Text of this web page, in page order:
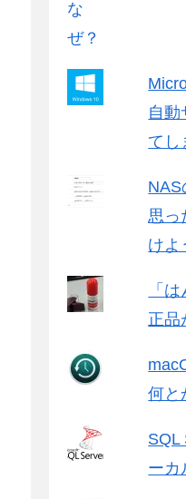
自動
てし
NAS
思っ
けよ
「
正品
何と
SQL
ーカ